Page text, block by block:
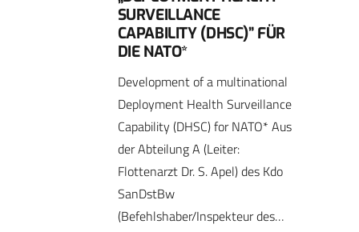
SURVEILLANCE
CAPABILITY (DHSC)” FÜR
DIE NATO*
Development of a multinational
Deployment Health Surveillance
Capability (DHSC) for NATO* Aus
der Abteilung A (Leiter:
Flottenarzt Dr. S. Apel) des Kdo
SanDstBw
(Befehlshaber/Inspekteur des…